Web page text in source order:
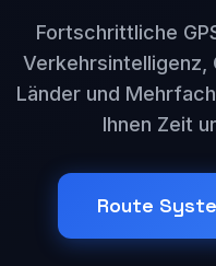
Fortschrittliche
Verkehrsintelligenz,
Länder und
Ihnen Zeit
Route